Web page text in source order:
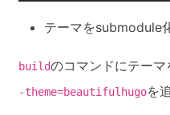
テーマをsubmodule
buildのコマンドにテーマ
-theme=beautifulhugoを